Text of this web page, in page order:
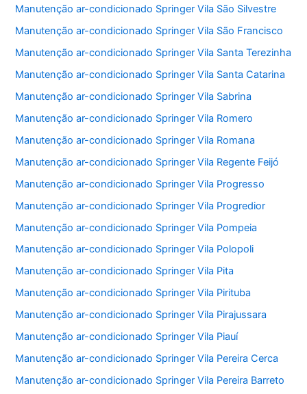
Manutenção ar-condicionado Springer Vila São Silvestre
Manutenção ar-condicionado Springer Vila São Francisco
Manutenção ar-condicionado Springer Vila Santa Terezinha
Manutenção ar-condicionado Springer Vila Santa Catarina
Manutenção ar-condicionado Springer Vila Sabrina
Manutenção ar-condicionado Springer Vila Romero
Manutenção ar-condicionado Springer Vila Romana
Manutenção ar-condicionado Springer Vila Regente Feijó
Manutenção ar-condicionado Springer Vila Progresso
Manutenção ar-condicionado Springer Vila Progredior
Manutenção ar-condicionado Springer Vila Pompeia
Manutenção ar-condicionado Springer Vila Polopoli
Manutenção ar-condicionado Springer Vila Pita
Manutenção ar-condicionado Springer Vila Pirituba
Manutenção ar-condicionado Springer Vila Pirajussara
Manutenção ar-condicionado Springer Vila Piauí
Manutenção ar-condicionado Springer Vila Pereira Cerca
Manutenção ar-condicionado Springer Vila Pereira Barreto